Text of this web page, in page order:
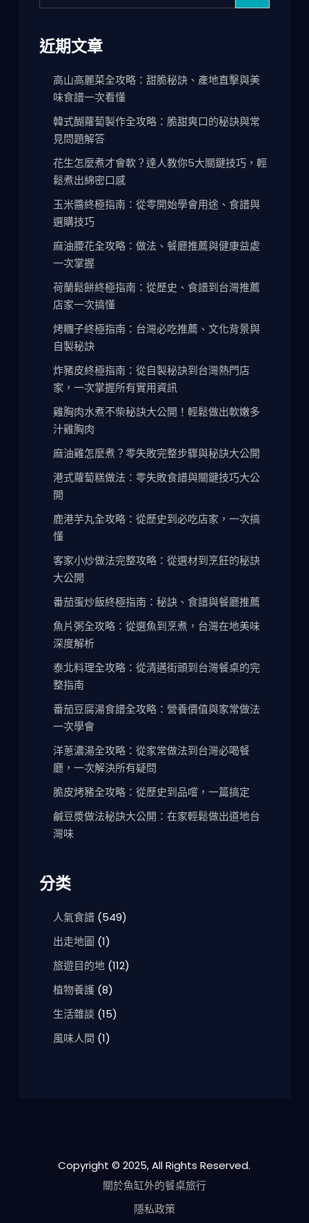
近期文章
高山高麗菜全攻略：甜脆秘訣、產地直擊與美
味食譜一次看懂
韓式醐蘿蔔製作全攻略：脆甜爽口的秘訣與常
見問題解答
花生怎麼煮才會軟？達人教你5大關鍵技巧，輕
鬆煮出綿密口感
玉米醬終極指南：從零開始學會用途、食譜與
選購技巧
麻油腰花全攻略：做法、餐廳推薦與健康益處
一次掌握
荷蘭鬆餅終極指南：從歷史、食譜到台灣推薦
店家一次搞懂
烤糰子終極指南：台灣必吃推薦、文化背景與
自製秘訣
炸豬皮終極指南：從自製秘訣到台灣熱門店
家，一次掌握所有實用資訊
雞胸肉水煮不柴秘訣大公開！輕鬆做出軟嫩多
汁雞胸肉
麻油雞怎麼煮？零失敗完整步驟與秘訣大公開
港式蘿蔔糕做法：零失敗食譜與關鍵技巧大公
開
鹿港芋丸全攻略：從歷史到必吃店家，一次搞
懂
客家小炒做法完整攻略：從選材到烹飪的秘訣
大公開
番茄蛋炒飯終極指南：秘訣、食譜與餐廳推薦
魚片粥全攻略：從選魚到烹煮，台灣在地美味
深度解析
泰北料理全攻略：從清邁街頭到台灣餐桌的完
整指南
番茄豆腐湯食譜全攻略：營養價值與家常做法
一次學會
洋蔥濃湯全攻略：從家常做法到台灣必喝餐
廳，一次解決所有疑問
脆皮烤豬全攻略：從歷史到品嚐，一篇搞定
鹹豆漿做法秘訣大公開：在家輕鬆做出道地台
灣味
分类
人氣食譜(549)
出走地圖 (1)
旅遊目的地(112)
植物養護(8)
生活雜談 (15)
風味人間 (1)
Copyright © 2025, All Rights Reserved.
關於魚缸外的餐桌旅行
隱私政策